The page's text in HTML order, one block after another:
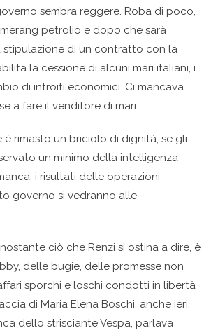
sembra reggere. Roba di poco,
petrolio e dopo che sarà
stipulazione di un contratto con la
la cessione di alcuni mari italiani, i
di introiti economici. Ci mancava
a fare il venditore di mari.
è rimasto un briciolo di dignità, se gli
un minimo della intelligenza
i risultati delle operazioni
governo si vedranno alle
ciò che Renzi si ostina a dire, è
delle bugie, delle promesse non
sporchi e loschi condotti in libertà
di Maria Elena Boschi, anche ieri,
dello strisciante Vespa, parlava